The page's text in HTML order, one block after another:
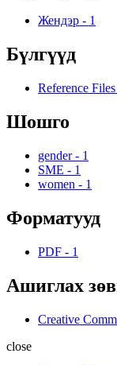
Жендэр - 1
Бүлгүүд
Reference Files
Шошго
gender - 1
SME - 1
women - 1
Форматууд
PDF - 1
Ашиглах
Creative
close